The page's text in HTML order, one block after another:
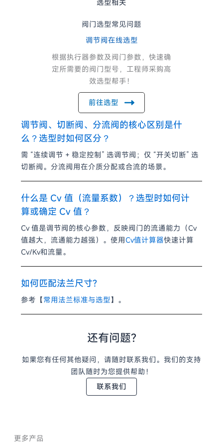
选型相关
阀门选型常见问题
调节阀在线选型
根据执行器参数及阀门参数，快速确
定所需要的阀门型号，工程师采购高
效选型帮手！
前往选型
调节阀、切断阀、分流阀的核心区别是什
么？选型时如何区分？
需 “连续调节 + 稳定控制” 选调节阀；仅 “开关切断” 选
切断阀。分流阀用在介质分配或合流的场景。
什么是 Cv 值（流量系数）？选型时如何计
算或确定 Cv 值？
Cv 值是调节阀的核心参数，反映阀门的流通能力（Cv
值越大，流通能力越强）。使用Cv值计算器快速计算
Cv/Kv和流量。
如何匹配法兰尺寸?
参考【常用法兰标准与选型】。
还有问题?
如果您有任何其他疑问，请随时联系我们。我们的支持
团队随时为您提供帮助！
联系我们
更多产品